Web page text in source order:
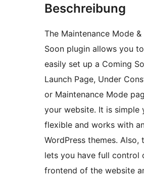
Beschreibung
The Maintenance Mode &
Soon plugin allows you
easily set up a Coming
Launch Page, Under
or Maintenance Mode
your website. It is simple
flexible and works with
WordPress themes. Also,
lets you have full control
frontend of the website